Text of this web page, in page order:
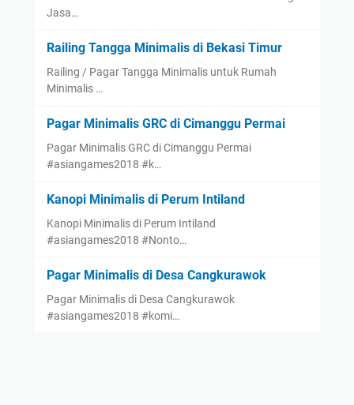
Jasa…
Railing Tangga Minimalis di Bekasi Timur
Railing / Pagar Tangga Minimalis untuk Rumah
Minimalis …
Pagar Minimalis GRC di Cimanggu Permai
Pagar Minimalis GRC di Cimanggu Permai
#asiangames2018 #k…
Kanopi Minimalis di Perum Intiland
Kanopi Minimalis di Perum Intiland
#asiangames2018 #Nonto…
Pagar Minimalis di Desa Cangkurawok
Pagar Minimalis di Desa Cangkurawok
#asiangames2018 #komi…